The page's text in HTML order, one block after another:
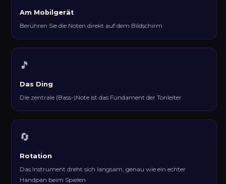
Am Mobilgerät
Berühren Sie die Noten direkt auf dem Bildschirm
🎵
Das Ding
Die zentrale (Bass-)Note ist das Fundament der Tonleiter
🔄
Rotation
Das Instrument dreht sich langsam, genau wie ein echter
Handpan beim Spielen